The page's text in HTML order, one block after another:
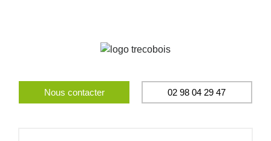
Nous contacter 02 98 04 29 47